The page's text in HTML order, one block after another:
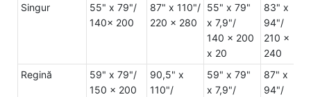
Singur
55" x 79"/
140x 200
87" x 110"/
220 x 280
55" x 79"
x 7,9"/
140 x 200
x 20
83" x
94"/
210 x
240
Regină
59" x 79"/
150 x 200
90,5" x
110"/
59" x 79"
x 7,9"/
87" x
94"/